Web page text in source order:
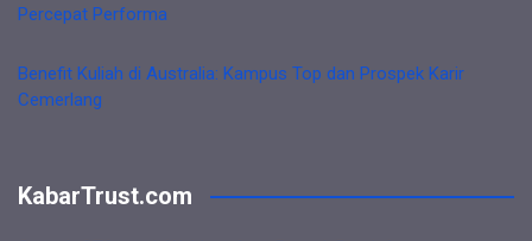
Percepat Performa
Benefit Kuliah di Australia: Kampus Top dan Prospek Karir
Cemerlang
KabarTrust.com